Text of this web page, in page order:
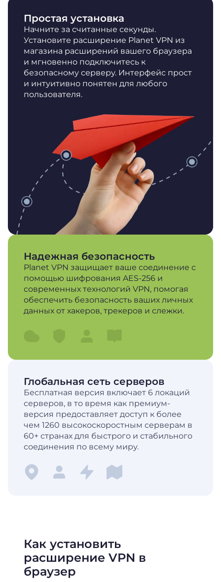
Простая установка
Начните за считанные секунды.
Установите расширение Planet VPN из
магазина расширений вашего браузера
и мгновенно подключитесь к
безопасному серверу. Интерфейс прост
и интуитивно понятен для любого
пользователя.
Надежная безопасность
Planet VPN защищает ваше соединение с
помощью шифрования AES-256 и
современных технологий VPN, помогая
обеспечить безопасность ваших личных
данных от хакеров, трекеров и слежки.
Глобальная сеть серверов
Бесплатная версия включает 6 локаций
серверов, в то время как премиум-
версия предоставляет доступ к более
чем 1260 высокоскоростным серверам в
60+ странах для быстрого и стабильного
соединения по всему миру.
Как установить
расширение VPN в
браузер